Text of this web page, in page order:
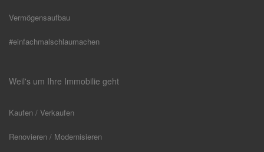
Vermögensaufbau
#einfachmalschlaumachen
Weil's um Ihre Immobilie geht
Kaufen / Verkaufen
Renovieren / Modernisieren